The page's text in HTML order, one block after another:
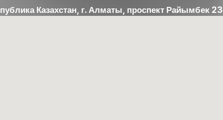
Казахстан, г. Алматы, проспект Райымбек